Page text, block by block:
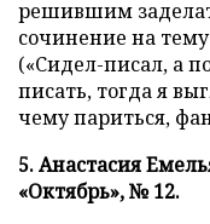
решившим
сочинение на
(«Сидел-писал, а
писать, тогда я
чему париться,
5. Анастасия
«Октябрь», № 12.